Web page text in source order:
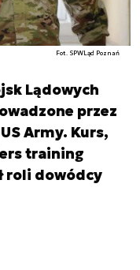
Fot. SPWLąd Poznań
Lądowych
przez
Army. Kurs,
training
roli dowódcy